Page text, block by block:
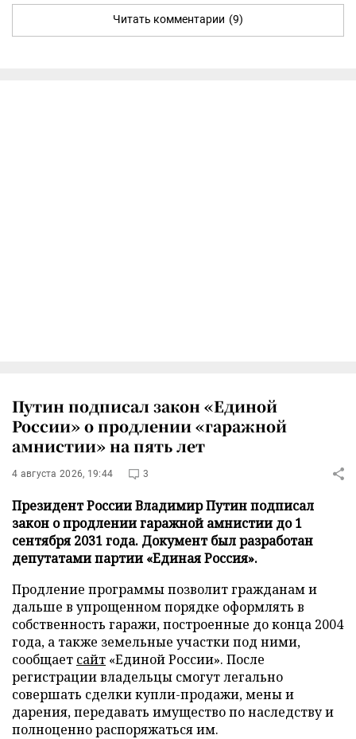
Читать комментарии (9)
Путин подписал закон «Единой
России» о продлении «гаражной
амнистии» на пять лет
4 августа 2026, 19:44 3
Президент России Владимир Путин подписал
закон о продлении гаражной амнистии до 1
сентября 2031 года. Документ был разработан
депутатами партии «Единая Россия».
Продление программы позволит гражданам и
дальше в упрощенном порядке оформлять в
собственность гаражи, построенные до конца 2004
года, а также земельные участки под ними,
сообщает сайт «Единой России». После
регистрации владельцы смогут легально
совершать сделки купли-продажи, мены и
дарения, передавать имущество по наследству и
полноценно распоряжаться им.